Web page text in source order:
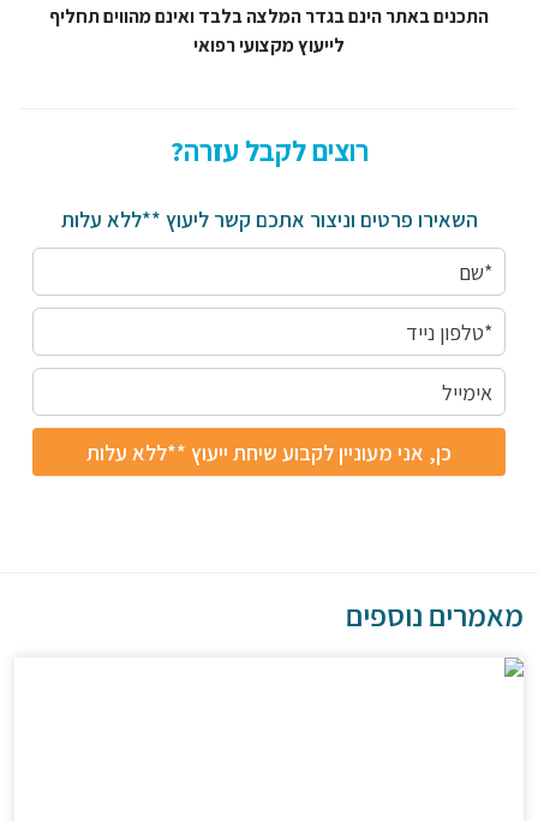
התכנים באתר הינם בגדר המלצה בלבד ואינם מהווים תחליף
לייעוץ מקצועי רפואי
רוצים לקבל עזרה?
השאירו פרטים וניצור אתכם קשר ליעוץ **ללא עלות
מאמרים נוספים